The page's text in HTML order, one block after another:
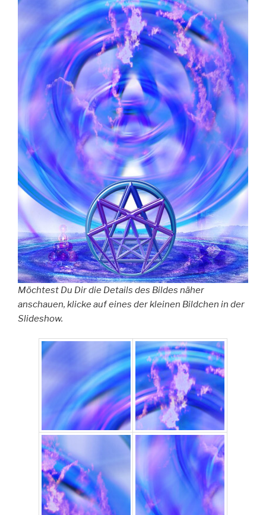
Möchtest Du Dir die Details des Bildes näher
anschauen, klicke auf eines der kleinen Bildchen in der
Slideshow.